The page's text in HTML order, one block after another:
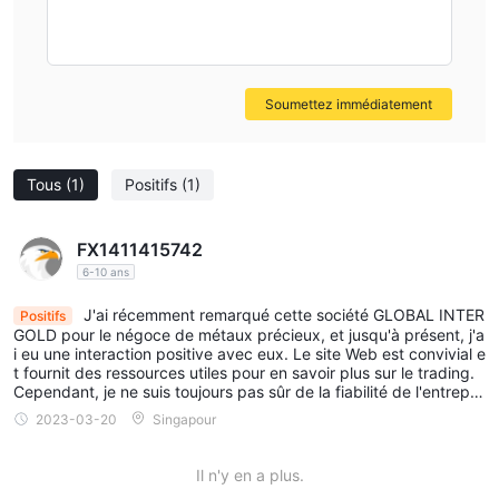
utilisateurs la tranquillité d'esprit quant à l'authenticité et à la
sécurité de leurs transactions. De plus, GIF-OS ne se limite pas
projets. Elle offre également un accès à des fonctionnalités
et offrant bien plus qu'un simple marché de l'or.
Support client
L'entreprise peut être contactée au +44 20 3289 3538,
info@globalintergold.compour toute demande ou
assistance.
Conclusion
opportunités de trading flexibles et accessibles. Cependant, les
Tous (1) Positifs (1)
FX1411415742
6-10 ans
Positifs
J'ai récemment remarqué cette société GLOBAL INTER
GOLD pour le négoce de métaux précieux, et jusqu'à présent, j'a
i eu une interaction positive avec eux. Le site Web est convivial e
t fournit des ressources utiles pour en savoir plus sur le trading.
Cependant, je ne suis toujours pas sûr de la fiabilité de l'entrepri
se car les critiques en ligne sont mitigées.
2023-03-20 Singapour
Il n'y en a plus.
Soumettez immédiatement